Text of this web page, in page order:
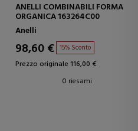
ANELLI COMBINABILI FORMA
ORGANICA 163264C00
Anelli
98,60 € 15% Sconto
Prezzo originale 116,00 €
0 riesami